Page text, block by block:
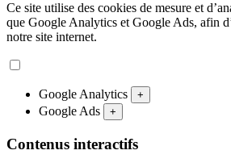
Ce site utilise des cookies de mesure et
que Google Analytics et Google Ads, afin
notre site internet.
Google Analytics +
Google Ads +
Contenus interactifs